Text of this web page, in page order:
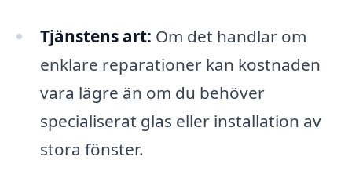
Tjänstens art: Om det handlar om
enklare reparationer kan kostnaden
vara lägre än om du behöver
specialiserat glas eller installation av
stora fönster.